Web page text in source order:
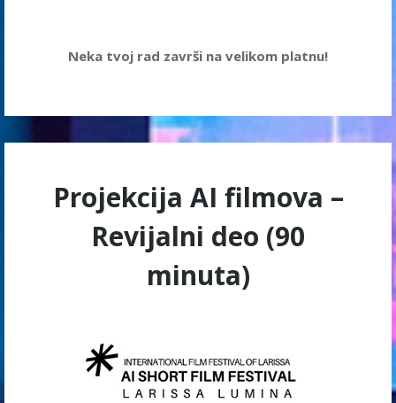
Neka tvoj rad završi na velikom platnu!
Projekcija AI filmova –
Revijalni deo (90
minuta)